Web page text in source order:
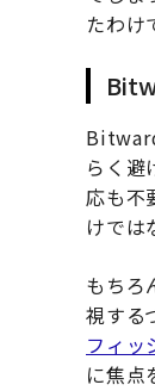
たわけ
らく避
応も不
けでは
もちろ
視する
フィッ
に焦点